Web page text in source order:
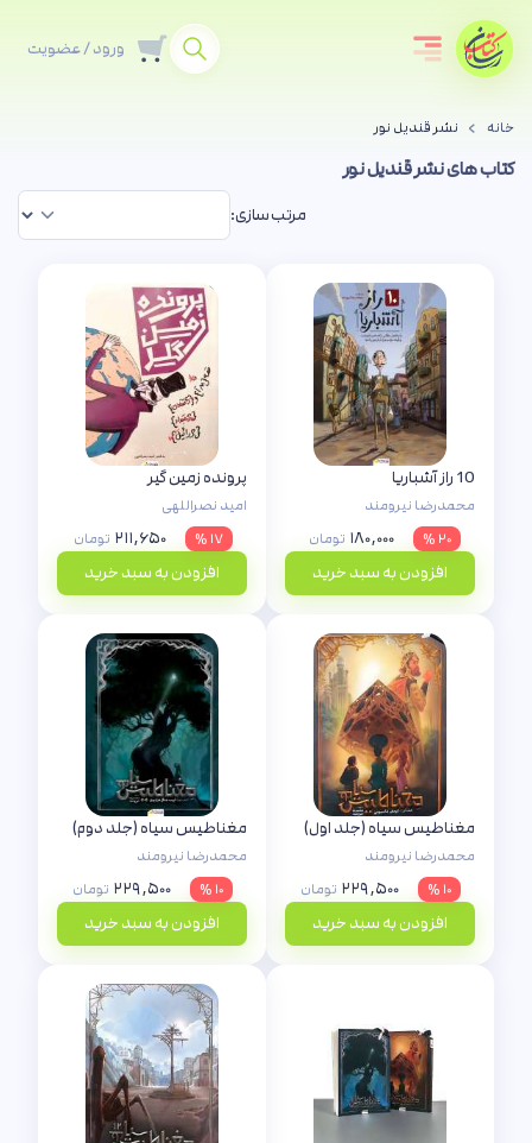
ورود / عضویت
خانه نشر قندیل نور
کتاب های نشر قندیل نور
مرتب سازی:
10 راز آشباریا
محمدرضا نیرومند
۲۰ %
۱۸۰,۰۰۰ تومان
افزودن به سبد خرید
پرونده زمین گیر
امید نصراللهی
۱۷ %
۲۱۱,۶۵۰ تومان
افزودن به سبد خرید
مغناطیس سیاه (جلد اول)
محمدرضا نیرومند
۱۰ %
۲۲۹,۵۰۰ تومان
افزودن به سبد خرید
مغناطیس سیاه (جلد دوم)
محمدرضا نیرومند
۱۰ %
۲۲۹,۵۰۰ تومان
افزودن به سبد خرید